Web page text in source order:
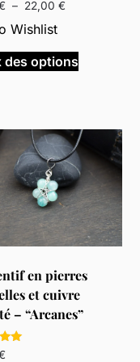
– 22,00€
19,00 €
à
Wishlist
des optionsproduit
Les
options
peuvent
être
choisies
sur
page
du
produit
en pierres
et cuivre
– “Arcanes”